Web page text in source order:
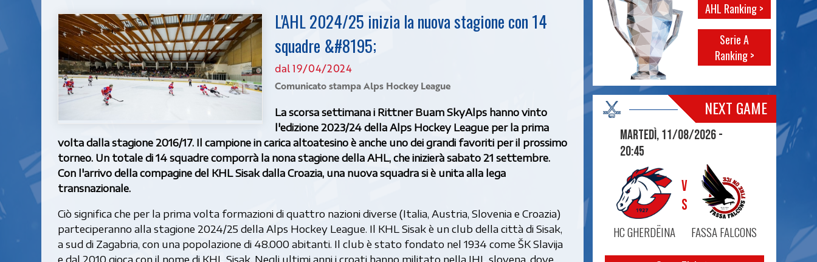
L'AHL 2024/25 inizia la nuova stagione con 14
squadre &#8195;
dal 19/04/2024
Comunicato stampa Alps Hockey League
La scorsa settimana i Rittner Buam SkyAlps hanno vinto
l'edizione 2023/24 della Alps Hockey League per la prima
volta dalla stagione 2016/17. Il campione in carica altoatesino è anche uno dei grandi favoriti per il prossimo
torneo. Un totale di 14 squadre comporrà la nona stagione della AHL, che inizierà sabato 21 settembre.
Con l'arrivo della compagine del KHL Sisak dalla Croazia, una nuova squadra si è unita alla lega
transnazionale.
Ciò significa che per la prima volta formazioni di quattro nazioni diverse (Italia, Austria, Slovenia e Croazia)
parteciperanno alla stagione 2024/25 della Alps Hockey League. Il KHL Sisak è un club della città di Sisak,
a sud di Zagabria, con una popolazione di 48.000 abitanti. Il club è stato fondato nel 1934 come ŠK Slavija
e dal 2010 gioca con il nome di KHL Sisak. Negli ultimi anni i croati hanno militato nella IHL slovena, dove
AHL Ranking >
Serie A
Ranking >
NEXT GAME
Martedì, 11/08/2026 -
20:45
HC GHERDËINA
VS
FASSA FALCONS